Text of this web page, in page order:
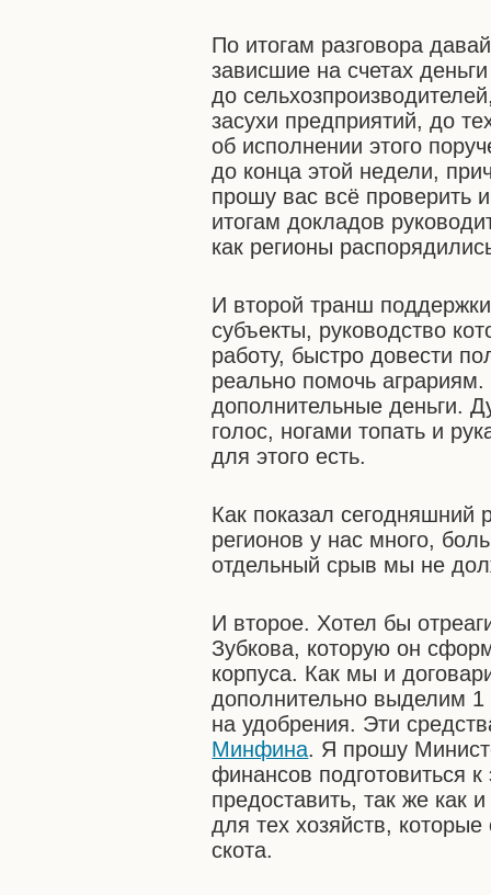
По итогам разговора
зависшие на счетах
до
засухи предприятий, до
об исполнении этого
до конца этой недели,
прошу вас всё проверить
итогам докладов
как регионы
И второй транш
субъекты, руководство
работу, быстро довести
реально помочь
дополнительные деньги.
голос, ногами топать и
для этого есть.
Как показал сегодняшний
регионов у нас много,
отдельный срыв мы не
И второе. Хотел бы
Зубкова, которую он
корпуса. Как мы и
дополнительно выделим
на удобрения. Эти
Минфина. Я прошу
финансов подготовиться
предоставить, так же как
для тех хозяйств, которые
скота.